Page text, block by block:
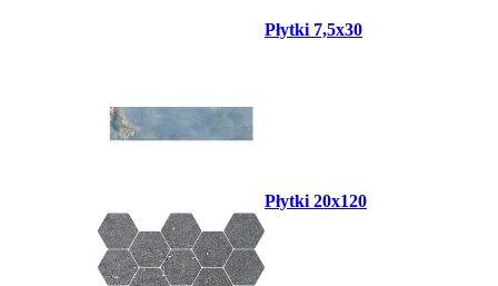
Płytki 7,5x30
Płytki 20x120